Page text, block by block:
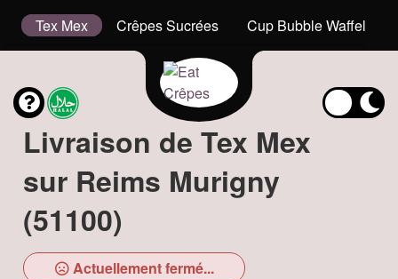
Tex Mex Crêpes Sucrées Cup Bubble Waffel
Livraison de Tex Mex
sur Reims Murigny
(51100)
Actuellement fermé...